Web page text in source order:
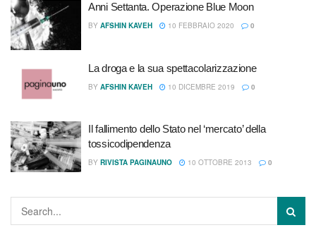
Anni Settanta. Operazione Blue Moon
BY AFSHIN KAVEH 10 FEBBRAIO 2020 0
La droga e la sua spettacolarizzazione
BY AFSHIN KAVEH 10 DICEMBRE 2019 0
Il fallimento dello Stato nel ‘mercato’ della
tossicodipendenza
BY RIVISTA PAGINAUNO 10 OTTOBRE 2013 0